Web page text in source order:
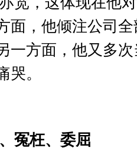
面，他倾注公司
一方面，他又多
哭。
冤枉、委屈